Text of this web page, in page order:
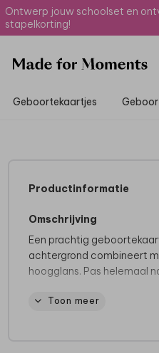
Ontwerp jouw schoolset en
stapelkorting!
Geboortekaartjes
Productinformatie
Omschrijving
Een prachtig
achtergrond combineert
hoogglans. Pas helemaal
Kies heel eenvoudig
Toon meer